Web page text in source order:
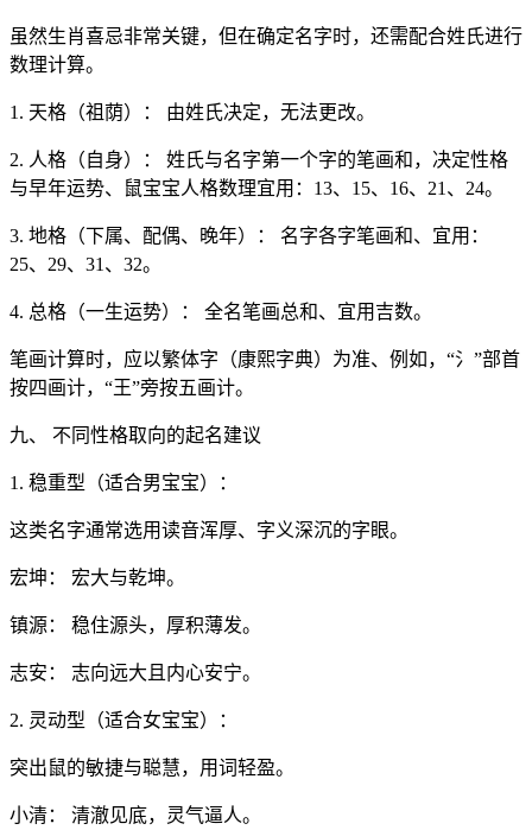
虽然生肖喜忌非常关键，但在确定名字时，还需配合姓氏进行
数理计算。
1. 天格（祖荫）： 由姓氏决定，无法更改。
2. 人格（自身）： 姓氏与名字第一个字的笔画和，决定性格
与早年运势、鼠宝宝人格数理宜用：13、15、16、21、24。
3. 地格（下属、配偶、晚年）： 名字各字笔画和、宜用：
25、29、31、32。
4. 总格（一生运势）： 全名笔画总和、宜用吉数。
笔画计算时，应以繁体字（康熙字典）为准、例如，“氵”部首
按四画计，“王”旁按五画计。
九、 不同性格取向的起名建议
1. 稳重型（适合男宝宝）：
这类名字通常选用读音浑厚、字义深沉的字眼。
宏坤： 宏大与乾坤。
镇源： 稳住源头，厚积薄发。
志安： 志向远大且内心安宁。
2. 灵动型（适合女宝宝）：
突出鼠的敏捷与聪慧，用词轻盈。
小清： 清澈见底，灵气逼人。